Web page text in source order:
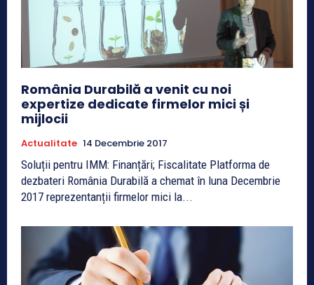
România Durabilă a venit cu noi
expertize dedicate firmelor mici și
mijlocii
Actualitate 14 Decembrie 2017
Soluții pentru IMM: Finanțări; Fiscalitate Platforma de
dezbateri România Durabilă a chemat în luna Decembrie
2017 reprezentanții firmelor mici la...